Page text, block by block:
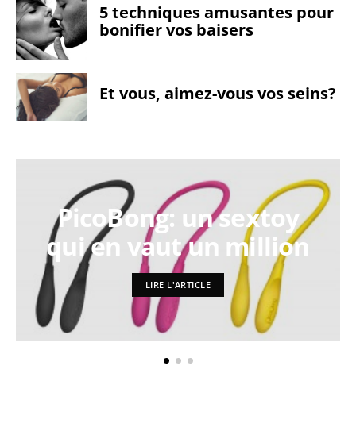
5 techniques amusantes pour
bonifier vos baisers
Et vous, aimez-vous vos seins?
PicoBong: un sextoy
qui en vaut un million
LIRE L'ARTICLE